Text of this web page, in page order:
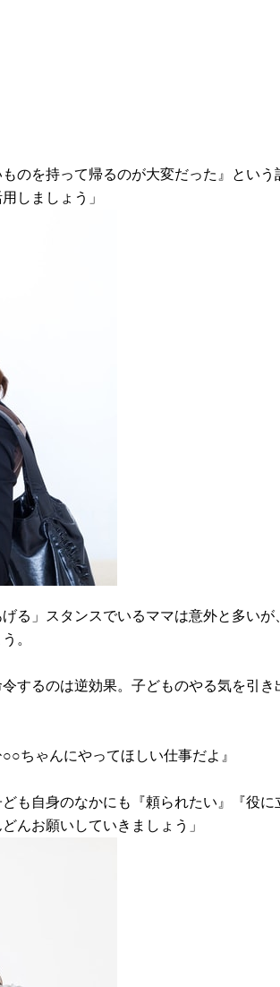
のを持って帰るのが大変だった』とい
しましょう」
る」スタンスでいるママは意外と多い
。
するのは逆効果。子どものやる気を引
ちゃんにやってほしい仕事だよ』
も自身のなかにも『頼られたい』『役
んお願いしていきましょう」